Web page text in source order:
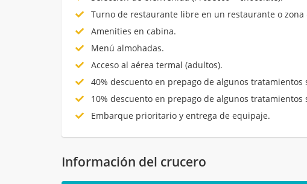
Turno de restaurante libre en un restaurante o zona
Amenities en cabina.
Menú almohadas.
Acceso al aérea termal (adultos).
40% descuento en prepago de algunos tratamientos
10% descuento en prepago de algunos tratamientos
Embarque prioritario y entrega de equipaje.
Información del crucero